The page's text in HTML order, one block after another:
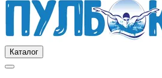
Каталог